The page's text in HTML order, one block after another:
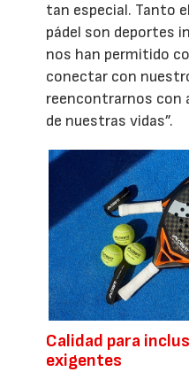
tan especial. Tanto
pádel son deportes
nos han permitido
conectar con
reencontrarnos con
de nuestras vidas”.
Calidad para
exigentes